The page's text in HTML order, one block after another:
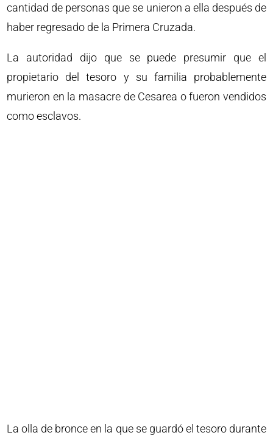
cantidad de personas que se unieron a ella después de
haber regresado de la Primera Cruzada.
La autoridad dijo que se puede presumir que el
propietario del tesoro y su familia probablemente
murieron en la masacre de Cesarea o fueron vendidos
como esclavos.
La olla de bronce en la que se guardó el tesoro durante